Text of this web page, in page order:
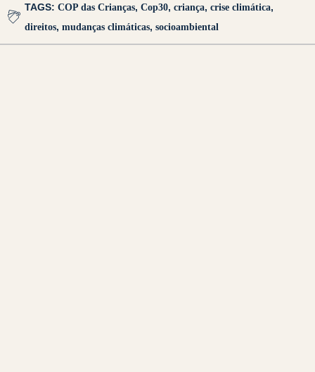
TAGS: COP das Crianças, Cop30, criança, crise climática,
direitos, mudanças climáticas, socioambiental